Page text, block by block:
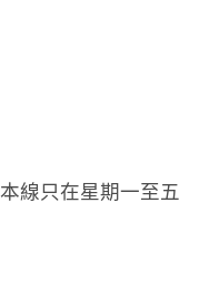
本線只在星期一至五